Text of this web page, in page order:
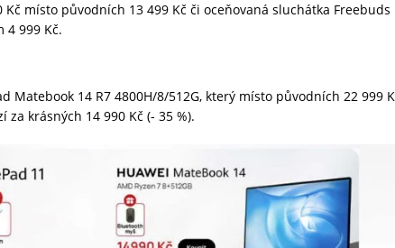
Kč místo původních 13 499 Kč či oceňovaná sluchátka Freebuds
4 999 Kč.
Matebook 14 R7 4800H/8/512G, který místo původních 22 999
krásných 14 990 Kč (- 35 %).